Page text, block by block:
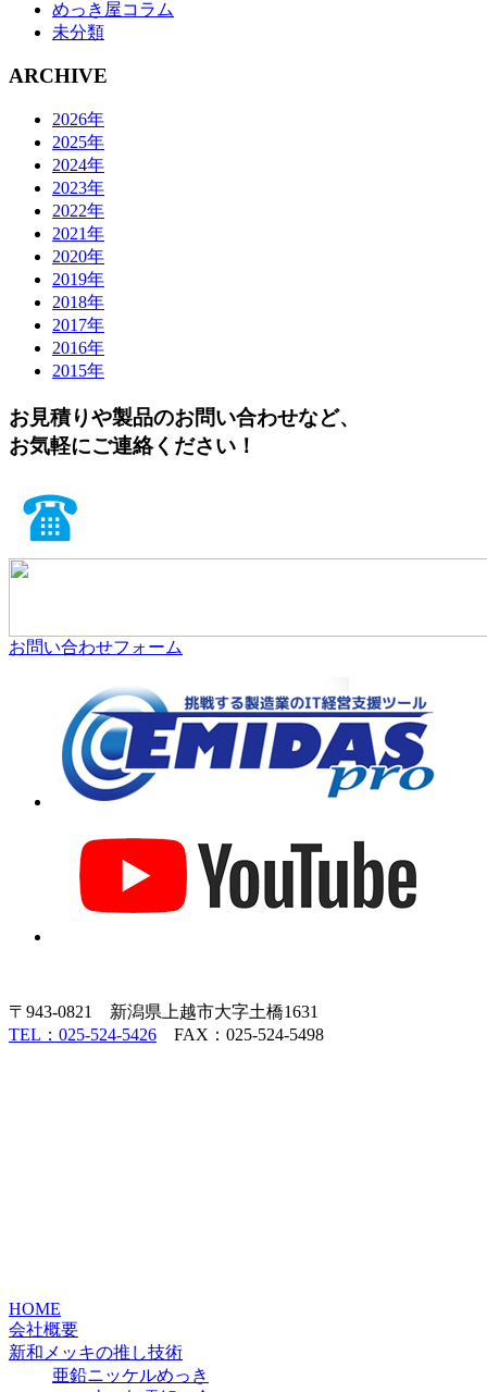
めっき屋コラム
未分類
ARCHIVE
2026年
2025年
2024年
2023年
2022年
2021年
2020年
2019年
2018年
2017年
2016年
2015年
お見積りや製品のお問い合わせなど、
お気軽にご連絡ください！
お問い合わせフォーム
〒943-0821 新潟県上越市大字土橋1631
TEL：025-524-5426 FAX：025-524-5498
HOME
会社概要
新和メッキの推し技術
亜鉛ニッケルめっき